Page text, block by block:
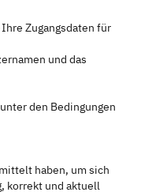
Zugangsdaten für
und das
den Bedingungen
haben, um sich
korrekt und aktuell